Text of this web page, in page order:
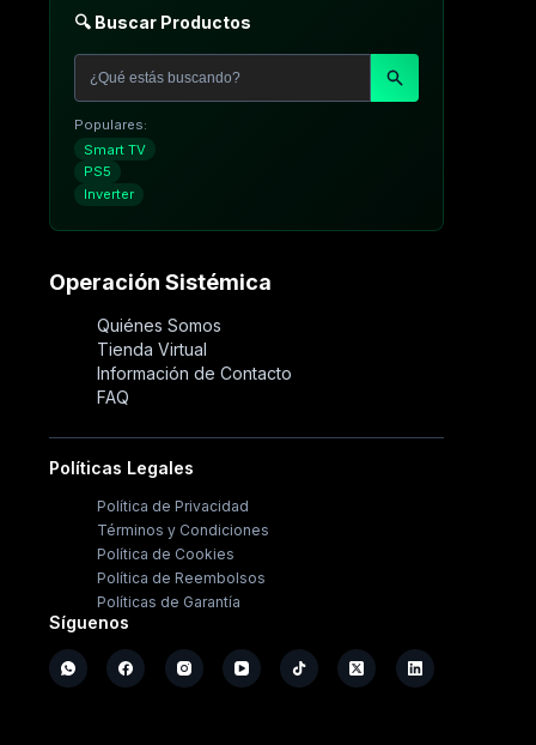
🔍 Buscar Productos
Populares:
Smart TV
PS5
Inverter
Operación Sistémica
Quiénes Somos
Tienda Virtual
Información de Contacto
FAQ
Políticas Legales
Política de Privacidad
Términos y Condiciones
Política de Cookies
Política de Reembolsos
Políticas de Garantía
Síguenos